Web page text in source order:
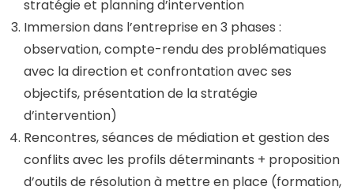
stratégie et planning d’intervention
Immersion dans l’entreprise en 3 phases :
observation, compte-rendu des problématiques
avec la direction et confrontation avec ses
objectifs, présentation de la stratégie
d’intervention)
Rencontres, séances de médiation et gestion des
conflits avec les profils déterminants + proposition
d’outils de résolution à mettre en place (formation,